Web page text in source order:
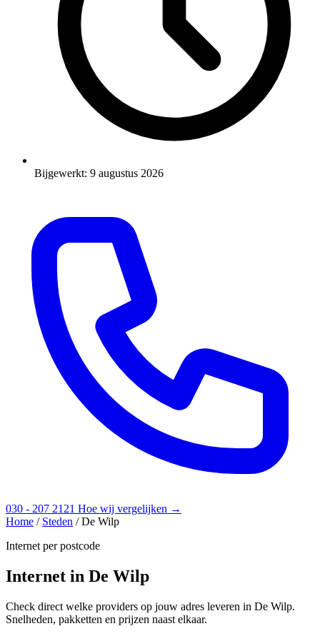
Bijgewerkt: 9 augustus 2026
030 - 207 2121 Hoe wij vergelijken →
Home / Steden / De Wilp
Internet per postcode
Internet in De Wilp
Check direct welke providers op jouw adres leveren in De Wilp.
Snelheden, pakketten en prijzen naast elkaar.